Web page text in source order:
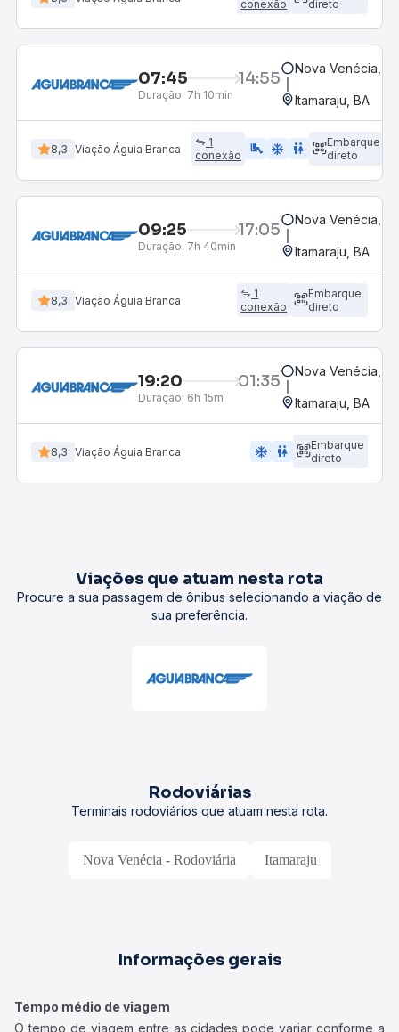
conexão
direto
07:45 14:55
Duração: 7h 10min
Nova Venécia,
Itamaraju, BA
8,3 Viação Águia Branca
1
conexão
airline_seat_legroom_extra ac_unit WC
Embarque
direto
09:25 17:05
Duração: 7h 40min
Nova Venécia,
Itamaraju, BA
8,3 Viação Águia Branca
1
conexão
Embarque
direto
19:20 01:35
Duração: 6h 15m
Nova Venécia,
Itamaraju, BA
8,3 Viação Águia Branca ac_unit wc
Embarque
direto
Viações que atuam nesta rota
Procure a sua passagem de ônibus selecionando a viação de
sua preferência.
Rodoviárias
Terminais rodoviários que atuam nesta rota.
Nova Venécia - Rodoviária Itamaraju
Informações gerais
Tempo médio de viagem
O tempo de viagem entre as cidades pode variar conforme a